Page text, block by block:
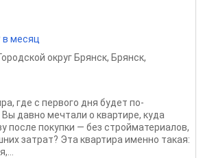
в месяц
округ Брянск, Брянск,
где с первого дня будет по-
давно мечтали о квартире, куда
после покупки — без стройматериалов,
затрат? Эта квартира именно такая: